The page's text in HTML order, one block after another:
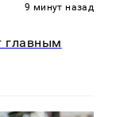
9 минут назад
главным